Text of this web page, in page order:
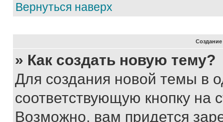
Вернуться наверх
» Как создать новую тему?
Для создания новой темы в
соответствующую кнопку
Возможно, вам придется